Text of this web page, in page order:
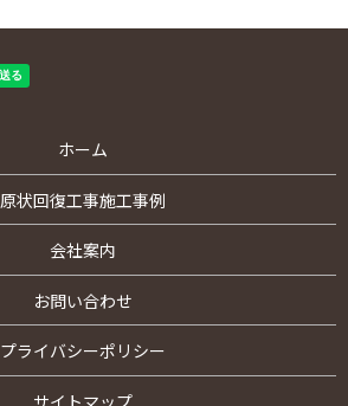
ホーム
原状回復工事施工事例
会社案内
お問い合わせ
プライバシーポリシー
サイトマップ